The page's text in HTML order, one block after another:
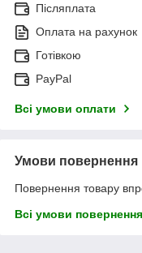
Післяплата
Оплата на рахунок
Готівкою
PayPal
Всі умови оплати
Умови повернення
Повернення товару
Всі умови повернення